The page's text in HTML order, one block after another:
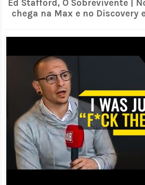
Ed Stafford, O Sobrevivente |
chega na Max e no Discovery